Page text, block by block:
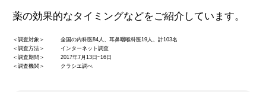
薬の効果的なタイミングなどをご紹介しています。
＜調査対象＞
全国の内科医84人、耳鼻咽喉科医19人、計103名
＜調査方法＞
インターネット調査
＜調査期間＞
2017年7月13日~16日
＜調査機関＞
クラシエ調べ